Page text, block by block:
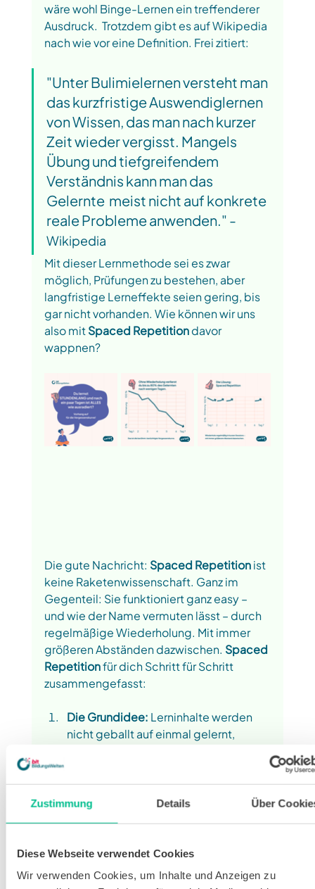
Zustimmung Details Über
Diese Webseite verwendet Cookies
Wir verwenden Cookies, um Inhalte und Anzeigen zu
wäre wohl Binge-Lernen ein treffenderer
Ausdruck.  Trotzdem gibt es auf Wikipedia
nach wie vor eine Definition. Frei zitiert:
"Unter Bulimielernen versteht man
das kurzfristige Auswendiglernen
von Wissen, das man nach kurzer
Zeit wieder vergisst. Mangels
Übung und tiefgreifendem
Verständnis kann man das
Gelernte  meist nicht auf konkrete
reale Probleme anwenden." -
Wikipedia
Mit dieser Lernmethode sei es zwar
möglich, Prüfungen zu bestehen, aber
langfristige Lerneffekte seien gering, bis
gar nicht vorhanden. Wie können wir uns
also mit Spaced Repetition davor
wappnen?
Die gute Nachricht: Spaced Repetition ist
keine Raketenwissenschaft. Ganz im
Gegenteil: Sie funktioniert ganz easy –
und wie der Name vermuten lässt – durch
regelmäßige Wiederholung. Mit immer
größeren Abständen dazwischen. Spaced
Repetition für dich Schritt für Schritt
zusammengefasst:
Die Grundidee: Lerninhalte werden
nicht geballt auf einmal gelernt,
Abstände zwischen den
Wiederholungen werden schrittweise
Das Ziel: Wissen wird dauerhaft im
Langzeitgedächtnis gespeichert,
anstatt es nur kurzfristig zu behalten